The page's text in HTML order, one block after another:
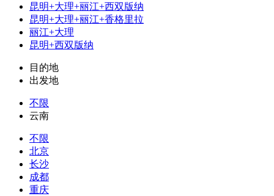
昆明+大理+丽江+西双版纳
昆明+大理+丽江+香格里拉
丽江+大理
昆明+西双版纳
目的地
出发地
不限
云南
不限
北京
长沙
成都
重庆